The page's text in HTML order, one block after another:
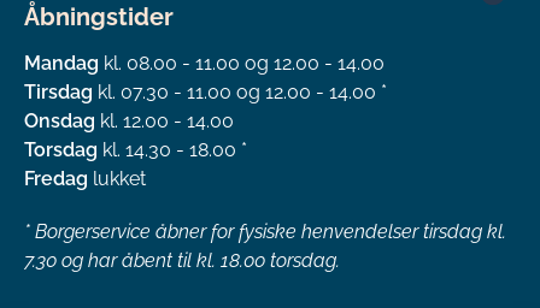
Åbningstider
Mandag kl. 08.00 - 11.00 og 12.00 - 14.00
Tirsdag kl. 07.30 - 11.00 og 12.00 - 14.00 *
Onsdag kl. 12.00 - 14.00
Torsdag kl. 14.30 - 18.00 *
Fredag lukket
* Borgerservice åbner for fysiske henvendelser tirsdag kl.
7.30 og har åbent til kl. 18.00 torsdag.